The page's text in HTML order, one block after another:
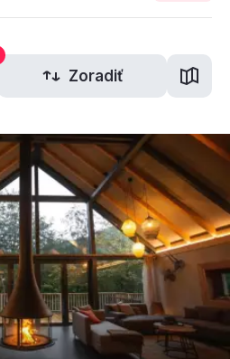
Zoradiť